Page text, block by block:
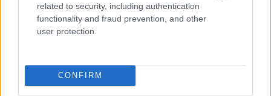
related to security, including authentication
functionality and fraud prevention, and other
user protection.
CONFIRM